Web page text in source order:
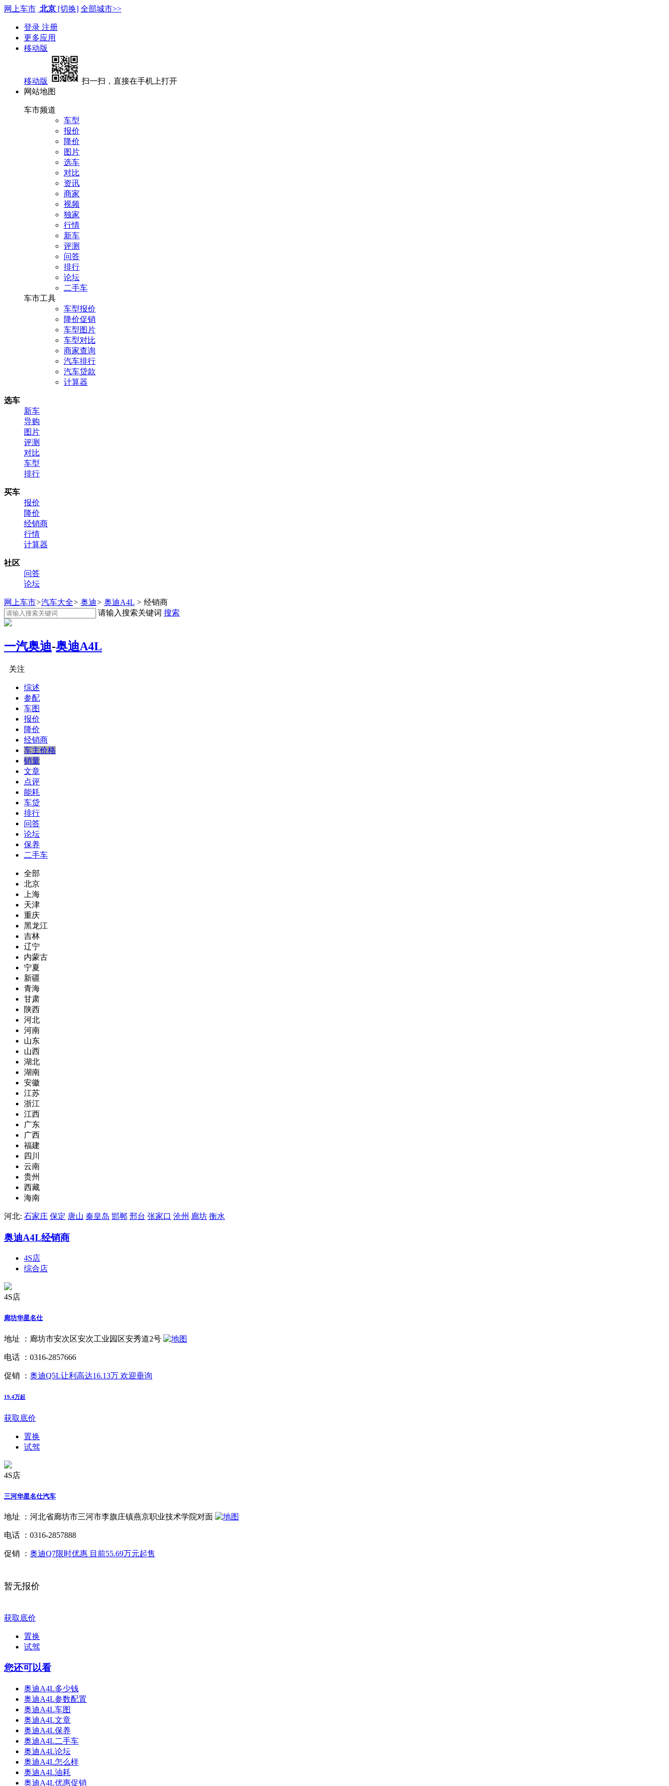
网上车市 北京 [切换] 全部城市>>
登录 注册
更多应用
移动版
移动版
扫一扫，直接在手机上打开
网站地图
车市频道
车型
报价
降价
图片
选车
对比
资讯
商家
视频
独家
行情
新车
评测
问答
排行
论坛
二手车
车市工具
车型报价
降价促销
车型图片
车型对比
商家查询
汽车排行
汽车贷款
计算器
选车
新车
导购
图片
评测
对比
车型
排行
买车
报价
降价
经销商
行情
计算器
社区
问答
论坛
网上车市>汽车大全> 奥迪> 奥迪A4L > 经销商
请输入搜索关键词 搜索
一汽奥迪-奥迪A4L
关注
综述
参配
车图
报价
降价
经销商
车主价格
销量
文章
点评
能耗
车贷
排行
问答
论坛
保养
二手车
全部
北京
上海
天津
重庆
黑龙江
吉林
辽宁
内蒙古
宁夏
新疆
青海
甘肃
陕西
河北
河南
山东
山西
湖北
湖南
安徽
江苏
浙江
江西
广东
广西
福建
四川
云南
贵州
西藏
海南
河北: 石家庄 保定 唐山 秦皇岛 邯郸 邢台 张家口 沧州 廊坊 衡水
奥迪A4L经销商
4S店
综合店
4S店
廊坊华星名仕
地址 ： 廊坊市安次区安次工业园区安秀道2号
电话 ： 0316-2857666
促销 ： 奥迪Q5L让利高达16.13万 欢迎垂询
19.4万起
获取底价
置换
试驾
4S店
三河华星名仕汽车
地址 ： 河北省廊坊市三河市李旗庄镇燕京职业技术学院对面
电话 ： 0316-2857888
促销 ： 奥迪Q7限时优惠 目前55.69万元起售
暂无报价
获取底价
置换
试驾
您还可以看
奥迪A4L多少钱
奥迪A4L参数配置
奥迪A4L车图
奥迪A4L文章
奥迪A4L保养
奥迪A4L二手车
奥迪A4L论坛
奥迪A4L怎么样
奥迪A4L油耗
奥迪A4L优惠促销